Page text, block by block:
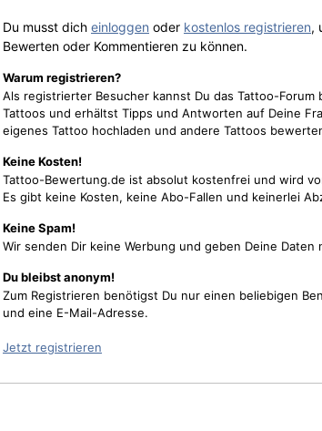
Du musst dich einloggen oder kostenlos registrieren,
Bewerten oder Kommentieren zu können.
Warum registrieren?
Als registrierter Besucher kannst Du das Tattoo-
Tattoos und erhältst Tipps und Antworten auf Deine
eigenes Tattoo hochladen und andere Tattoos
Keine Kosten!
Tattoo-Bewertung.de ist absolut kostenfrei und wird
Es gibt keine Kosten, keine Abo-Fallen und keinerlei
Keine Spam!
Wir senden Dir keine Werbung und geben Deine
Du bleibst anonym!
Zum Registrieren benötigst Du nur einen beliebigen
und eine E-Mail-Adresse.
Jetzt registrieren